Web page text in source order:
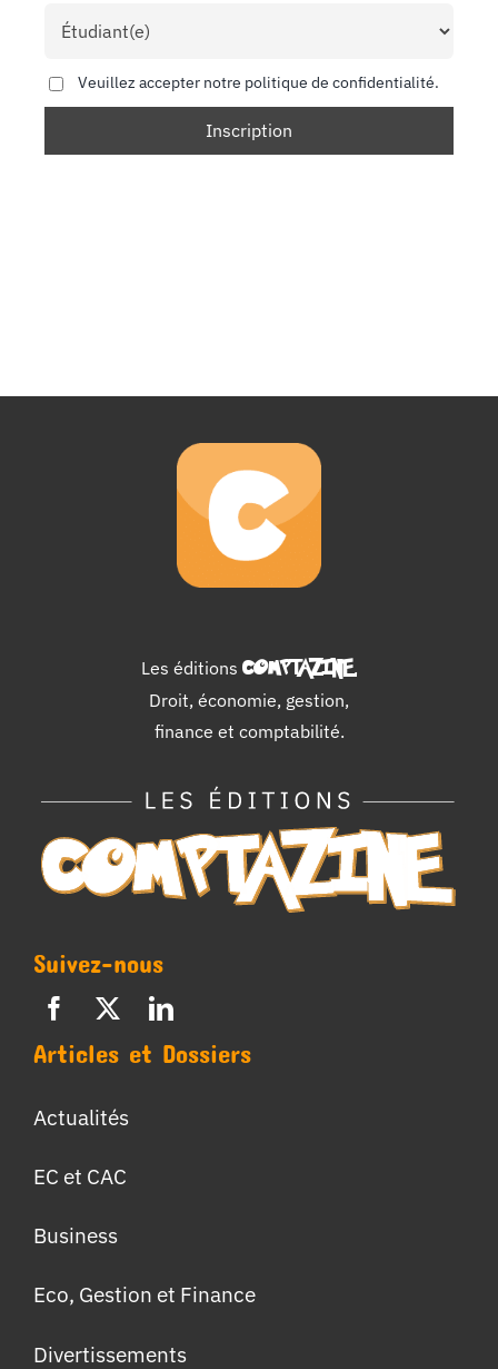
Veuillez accepter notre politique de confidentialité.
Les éditions COMPTAZINE.
Droit, économie, gestion,
finance et comptabilité.
Suivez-nous
Articles et Dossiers
Actualités
EC et CAC
Business
Eco, Gestion et Finance
Divertissements